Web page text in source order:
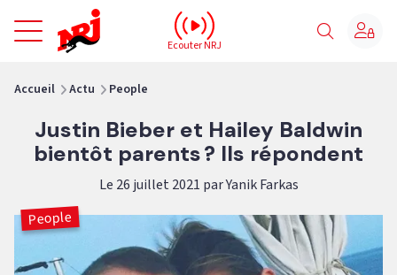
NRJ - Accueil
Ecouter NRJ
Accueil Actu People
Justin Bieber et Hailey Baldwin
bientôt parents ? Ils répondent
Le 26 juillet 2021 par Yanik Farkas
People